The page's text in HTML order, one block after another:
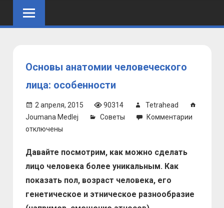
Основы анатомии человеческого
лица: особенности
2 апреля, 2015 90314
Tetrahead
Joumana Medlej
Советы Комментарии
отключены
Давайте посмотрим, как можно сделать
лицо человека более уникальным. Как
показать пол, возраст человека, его
генетическое и этническое разнообразие